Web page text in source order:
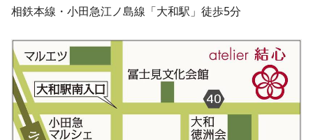
相鉄本線・小田急江ノ島線「大和駅」徒歩5分